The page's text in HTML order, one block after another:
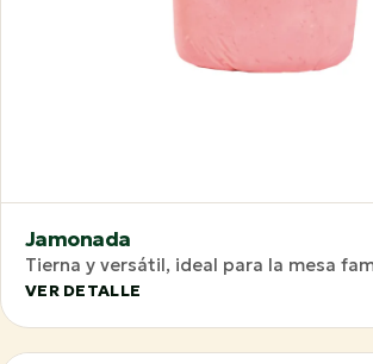
Jamonada
Tierna y versátil, ideal para la mesa
VER DETALLE